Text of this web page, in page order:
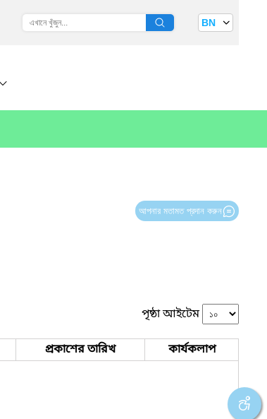
BN
আপনার মতামত প্রদান করুন
পৃষ্ঠা আইটেম
প্রকাশের তারিখ কার্যকলাপ